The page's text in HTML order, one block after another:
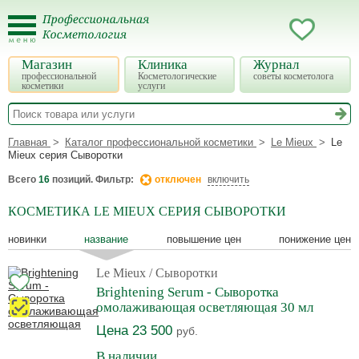
Магазин
профессиональной
косметики
Клиника
Косметологические
услуги
Журнал
советы косметолога
Главная Каталог профессиональной косметики Le Mieux
Le
Mieux серия Сыворотки
Всего 16 позиций. Фильтр: отключен включить
КОСМЕТИКА LE MIEUX СЕРИЯ СЫВОРОТКИ
новинки название повышение цен понижение цен
Le Mieux / Сыворотки
Brightening Serum - Сыворотка
омолаживающая осветляющая 30 мл
Цена 23 500 руб.